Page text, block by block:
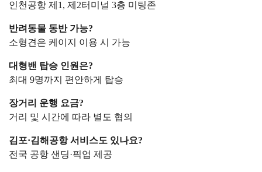
인천공항 제1, 제2터미널 3층 미팅존
반려동물 동반 가능?
소형견은 케이지 이용 시 가능
대형밴 탑승 인원은?
최대 9명까지 편안하게 탑승
장거리 운행 요금?
거리 및 시간에 따라 별도 협의
김포·김해공항 서비스도 있나요?
전국 공항 샌딩·픽업 제공